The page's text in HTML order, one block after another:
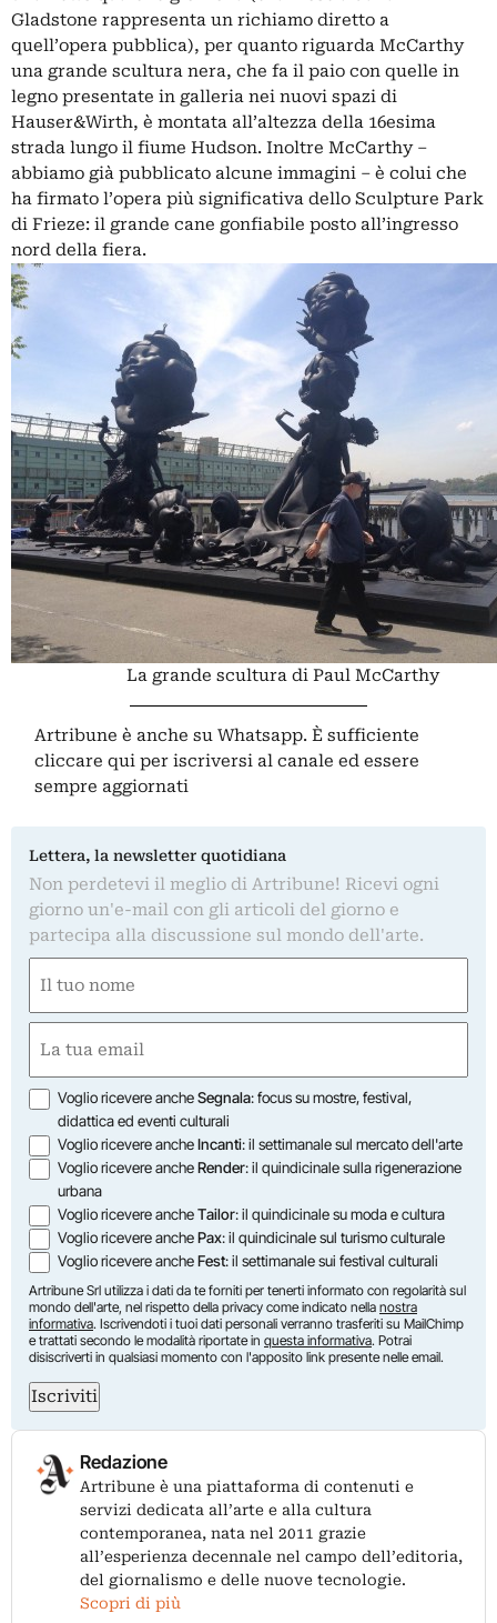
Gladstone rappresenta un richiamo diretto a
quell’opera pubblica), per quanto riguarda McCarthy
una grande scultura nera, che fa il paio con quelle in
legno presentate in galleria nei nuovi spazi di
Hauser&Wirth, è montata all’altezza della 16esima
strada lungo il fiume Hudson. Inoltre McCarthy –
abbiamo già pubblicato alcune immagini – è colui che
ha firmato l’opera più significativa dello Sculpture Park
di Frieze: il grande cane gonfiabile posto all’ingresso
nord della fiera.
La grande scultura di Paul McCarthy
Artribune è anche su Whatsapp. È sufficiente
cliccare qui per iscriversi al canale ed essere
sempre aggiornati
Lettera, la newsletter quotidiana
Non perdetevi il meglio di Artribune! Ricevi ogni
giorno un'e-mail con gli articoli del giorno e
partecipa alla discussione sul mondo dell'arte.
(Required)
First
(Required)
Opzioni
Voglio ricevere ancheSegnala: focus su mostre, festival,
didattica ed eventi culturali
Voglio ricevere ancheIncanti: il settimanale sul mercato dell'arte
Voglio ricevere ancheRender: il quindicinale sulla rigenerazione
urbana
Voglio ricevere ancheTailor: il quindicinale su moda e cultura
Voglio ricevere anchePax: il quindicinale sul turismo culturale
Voglio ricevere ancheFest: il settimanale sui festival culturali
Artribune Srl utilizza i dati da te forniti per tenerti informato con regolarità sul
mondo dell'arte, nel rispetto della privacy come indicato nella nostra
informativa. Iscrivendoti i tuoi dati personali verranno trasferiti su MailChimp
e trattati secondo le modalità riportate in questa informativa. Potrai
disiscriverti in qualsiasi momento con l'apposito link presente nelle email.
Iscriviti
Redazione
Artribune è una piattaforma di contenuti e
servizi dedicata all’arte e alla cultura
contemporanea, nata nel 2011 grazie
all’esperienza decennale nel campo dell’editoria,
del giornalismo e delle nuove tecnologie.
Scopri di più